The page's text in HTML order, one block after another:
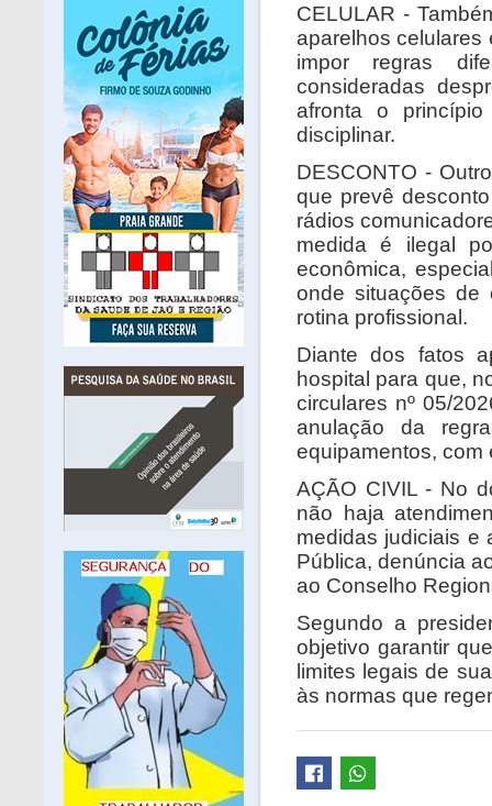
CELULAR -
aparelhos celulares
impor regras
consideradas
afronta o
disciplinar.
DESCONTO -
que prevê
rádios
medida é ilegal
econômica,
onde situações de
rotina profissional.
Diante dos fatos
hospital para que,
circulares nº 05/
anulação da
equipamentos, com
AÇÃO CIVIL - No
não haja
medidas judiciais e
Pública, denúncia
ao Conselho
Segundo a
objetivo garantir
limites legais de
às normas que